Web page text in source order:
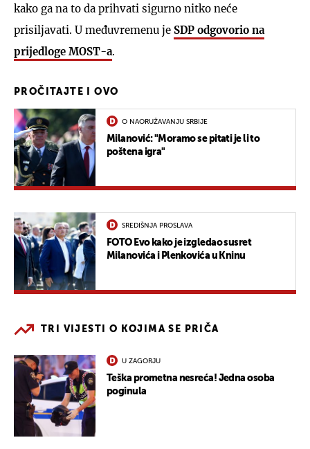
kako ga na to da prihvati sigurno nitko neće
prisiljavati. U međuvremenu je SDP odgovorio na
prijedloge MOST-a.
PROČITAJTE I OVO
O NAORUŽAVANJU SRBIJE
Milanović: "Moramo se pitati je li to
poštena igra"
SREDIŠNJA PROSLAVA
FOTO Evo kako je izgledao susret
Milanovića i Plenkovića u Kninu
TRI VIJESTI O KOJIMA SE PRIČA
U ZAGORJU
Teška prometna nesreća! Jedna osoba
poginula